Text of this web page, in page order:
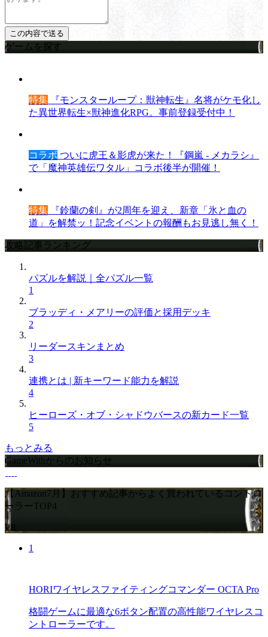
ゲームを探す
特集 『モンスターループ：獣神転生』名将がケモ化し
た異世界転生×獣神進化RPG。事前登録受付中！
コラボ ついに虎王＆影虎が来た！『鋼嵐 - メカラシ』
で「魔神英雄伝ワタル」コラボ後半が開催！
特集 『鈴蘭の剣』が2周年を迎え、新章「氷と血の
道」を解禁ッ！記念イベントの報酬もお見逃し無く！
攻略記事ランキング
パズルを解説｜全パズル一覧
1
ブラッディ・メアリーの評価と採用デッキ
2
リーダースキンまとめ
3
連携とは | 新キーワード能力を解説
4
ヒーローズ・オブ・シャドウバースの新カード一覧
5
もっとみる
GameWithからのお知らせ
【Amazon7月】おすすめ記事からよく買われているコントロ
ーラーTOP4
PR
1
HORIワイヤレスファイティングコマンダー OCTA Pro
格闘ゲームに最適な6ボタン配置の高性能ワイヤレスコ
ントローラーです。